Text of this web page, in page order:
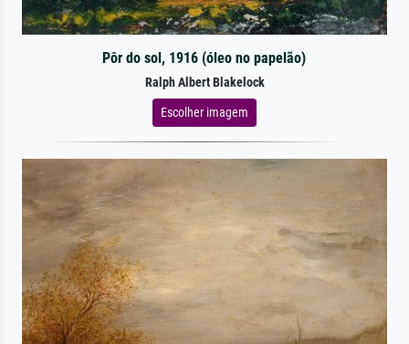
Pôr do sol, 1916 (óleo no papelão)
Ralph Albert Blakelock
Escolher imagem